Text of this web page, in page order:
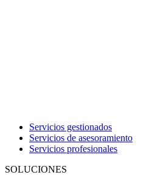
Servicios gestionados
Servicios de asesoramiento
Servicios profesionales
SOLUCIONES